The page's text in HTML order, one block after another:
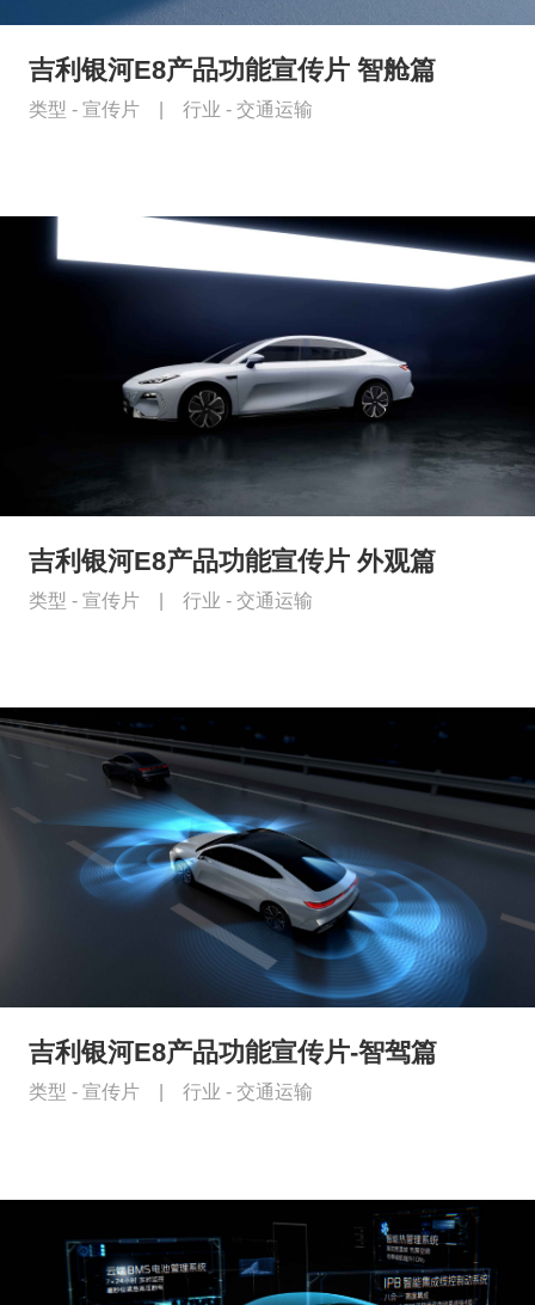
吉利银河E8产品功能宣传片 智舱篇
类型 - 宣传片 行业 - 交通运输
吉利银河E8产品功能宣传片 外观篇
类型 - 宣传片 行业 - 交通运输
吉利银河E8产品功能宣传片-智驾篇
类型 - 宣传片 行业 - 交通运输